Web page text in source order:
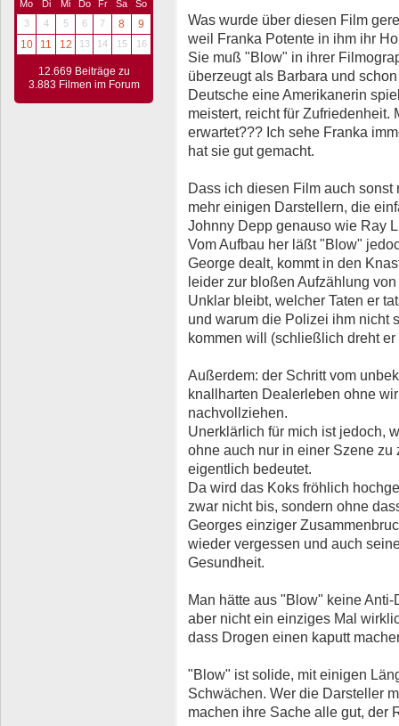
Mo Di Mi Do Fr Sa
So
3
4 5 6 7 8
9
10
11 12 13 14 15 16
12.669 Beiträge zu
3.883 Filmen im Forum
Was wurde über diesen Film
weil Franka Potente in ihm ihr
Sie muß "Blow" in ihrer
überzeugt als Barbara und
Deutsche eine Amerikanerin
meistert, reicht für
erwartet??? Ich sehe Franka
hat sie gut gemacht.
Dass ich diesen Film auch
mehr einigen Darstellern, die
Johnny Depp genauso wie Ray
Vom Aufbau her läßt "Blow"
George dealt, kommt in den
leider zur bloßen Aufzählung
Unklar bleibt, welcher Taten er
und warum die Polizei ihm nicht
kommen will (schließlich dreht
Außerdem: der Schritt vom
knallharten Dealerleben ohne
nachvollziehen.
Unerklärlich für mich ist jedoch,
ohne auch nur in einer Szene
eigentlich bedeutet.
Da wird das Koks fröhlich
zwar nicht bis, sondern ohne
Georges einziger
wieder vergessen und auch
Gesundheit.
Man hätte aus "Blow" keine
aber nicht ein einziges Mal
dass Drogen einen kaputt
"Blow" ist solide, mit einigen
Schwächen. Wer die Darsteller
machen ihre Sache alle gut, der